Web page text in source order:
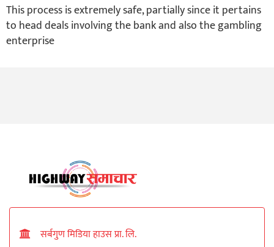
This process is extremely safe, partially since it pertains
to head deals involving the bank and also the gambling
enterprise
सर्बगुण मिडिया हाउस प्रा. लि.